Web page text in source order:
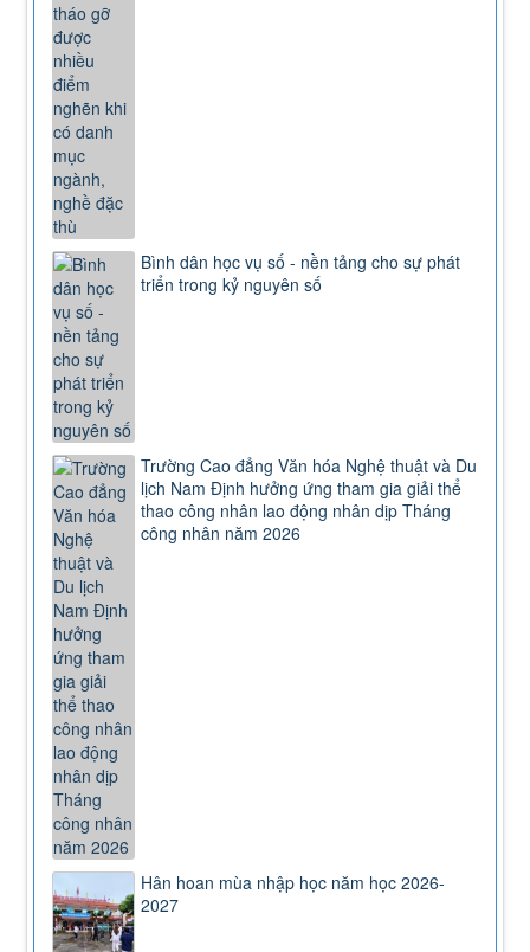
Bình dân học vụ số - nền tảng cho sự phát
triển trong kỷ nguyên số
Trường Cao đẳng Văn hóa Nghệ thuật và Du
lịch Nam Định hưởng ứng tham gia giải thể
thao công nhân lao động nhân dịp Tháng
công nhân năm 2026
Hân hoan mùa nhập học năm học 2026-
2027